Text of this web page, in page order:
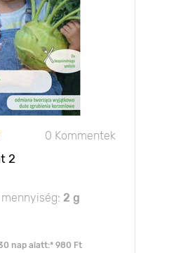
0 Kommentek
2
2 g
nap alatt:* 980 Ft